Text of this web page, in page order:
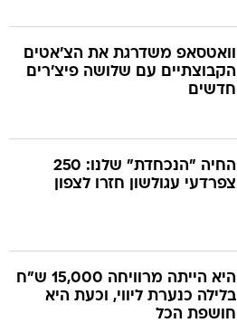
וואטסאפ משדרגת את הצ'אטים
הקבוצתיים עם שלושה פיצ'רים
חדשים
החיה "הנכחדת" שלנו: 250
צפרדעי עגולשון חזרו לצפון
היא הייתה מרוויחה 15,000 ש"ח
בלילה כנערת ליווי, וכעת היא
חושפת הכל